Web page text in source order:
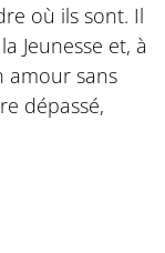
où ils sont. Il
Jeunesse et, à
amour sans
dépassé,